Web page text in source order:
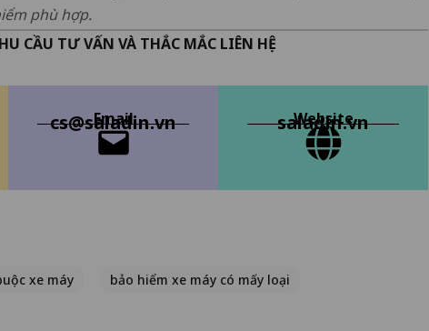
phù hợp.
CẦU TƯ VẤN VÀ THẮC MẮC LIÊN HỆ
Email
cs@saladin.vn Website
saladin.vn
xe máy bảo hiểm xe máy có mấy loại